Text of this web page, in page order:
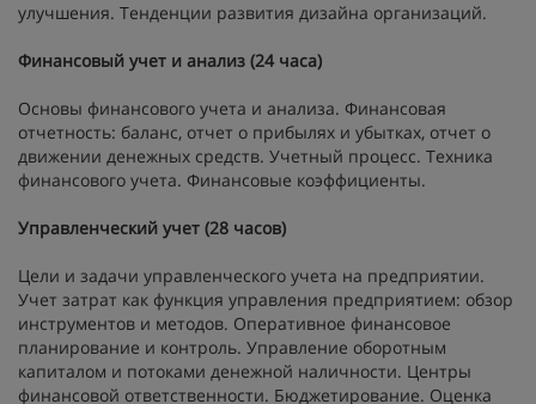
улучшения. Тенденции развития дизайна организаций.
Финансовый учет и анализ (24 часа)
Основы финансового учета и анализа. Финансовая
отчетность: баланс, отчет о прибылях и убытках, отчет о
движении денежных средств. Учетный процесс. Техника
финансового учета. Финансовые коэффициенты.
Управленческий учет (28 часов)
Цели и задачи управленческого учета на предприятии.
Учет затрат как функция управления предприятием: обзор
инструментов и методов. Оперативное финансовое
планирование и контроль. Управление оборотным
капиталом и потоками денежной наличности. Центры
финансовой ответственности. Бюджетирование. Оценка